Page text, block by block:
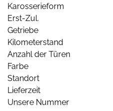
Karosserieform
Erst-Zul.
Getriebe
Kilometerstand
Anzahl der Türen
Farbe
Standort
Lieferzeit
Unsere Nummer